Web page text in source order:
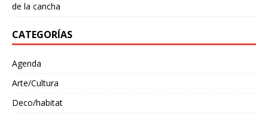
de la cancha
CATEGORÍAS
Agenda
Arte/Cultura
Deco/habitat